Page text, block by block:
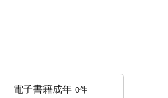
電子書籍成年 0件